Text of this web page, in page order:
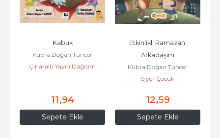
Sepete Ekle
Kabuk
Kübra Doğan Tuncer
Çınaraltı Yayın Dağıtım
11,94
Sepete Ekle
Etkinlikli Ramazan
Arkadaşım
Kübra Doğan Tuncer
Siyer Çocuk
12,59